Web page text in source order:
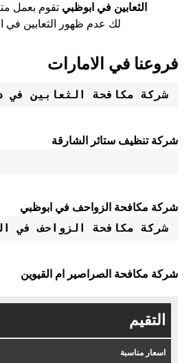
الثعابين في ابوظبي تقوم بعمل
لك عدم ظهور الثعابين في
فروعنا في الامارات
شركة مكافحة الثعابين في
شركة تنظيف ستائر الشارقة
شركة مكافحة الزواحف في ابوظبي
شركة مكافحة الزواحف في
شركة مكافحة الصراصير ام القيوين
التقيم
اسعار مناسبة